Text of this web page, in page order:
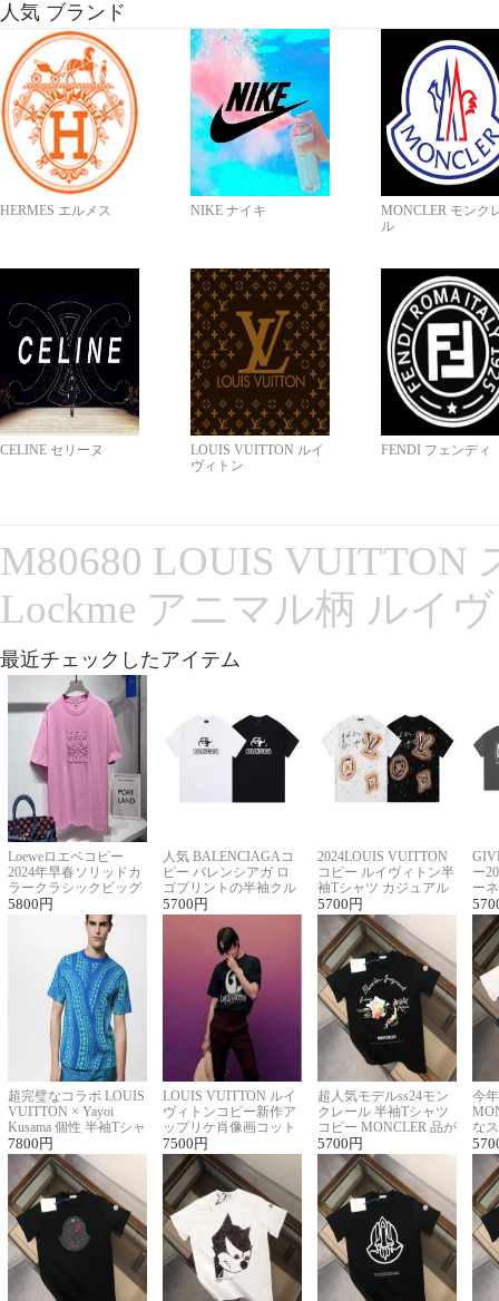
人気 ブランド
HERMES エルメス NIKE ナイキ
MONCLER モンク
ル
CELINE セリーヌ
LOUIS VUITTON ルイ
ヴィトン
FENDI フェンディ
M80680 LOUIS VUITTON
Lockme アニマル柄 ルイ
最近チェックしたアイテム
Loeweロエベコピー
2024年早春ソリッドカ
ラークラシックビッグ
ロゴ刺繍Tシャツ
5800 円
人気 BALENCIAGAコ
ピー バレンシアガ ロ
ゴプリントの半袖クル
ーネックTシャツ
5700 円
2024LOUIS VUITTON
コピー ルイヴィトン半
袖Tシャツ カジュアル
に馴染む 2色展開
5700 円
ー
ー
ー
超完璧なコラボ LOUIS
VUITTON × Yayoi
Kusama 個性 半袖Tシャ
ツコピー男女兼用
7800 円
LOUIS VUITTON ルイ
ヴィトンコピー新作ア
ップリケ肖像画コット
ンニット半袖Tシャツ
7500 円
超人気モデルss24モン
クレール 半袖Tシャツ
コピー MONCLER 品が
良く見た目
5700 円
今
な
ル